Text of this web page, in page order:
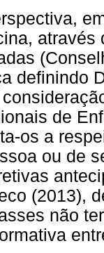
definindo
de
os a
ou de
(2013),
não